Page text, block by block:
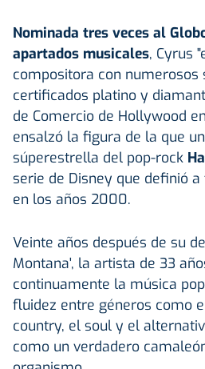
Nominada tres veces al
apartados musicales, Cyrus
compositora con
certificados platino y
de Comercio de Hollywood
ensalzó la figura de la que
súperestrella del pop-rock
serie de Disney que definió
en los años 2000.
Veinte años después de su
Montana', la artista de 33
continuamente la música
fluidez entre géneros como
country, el soul y el
como un verdadero